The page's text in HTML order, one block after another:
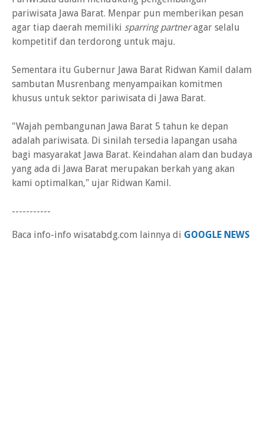
pariwisata Jawa Barat. Menpar pun memberikan pesan
agar tiap daerah memiliki sparring partneragar selalu
kompetitif dan terdorong untuk maju.
Sementara itu Gubernur Jawa Barat Ridwan Kamil dalam
sambutan Musrenbang menyampaikan komitmen
khusus untuk sektor pariwisata di Jawa Barat.
"Wajah pembangunan Jawa Barat 5 tahun ke depan
adalah pariwisata. Di sinilah tersedia lapangan usaha
bagi masyarakat Jawa Barat. Keindahan alam dan budaya
yang ada di Jawa Barat merupakan berkah yang akan
kami optimalkan," ujar Ridwan Kamil.
-----------
Baca info-info wisatabdg.com lainnya di GOOGLE NEWS